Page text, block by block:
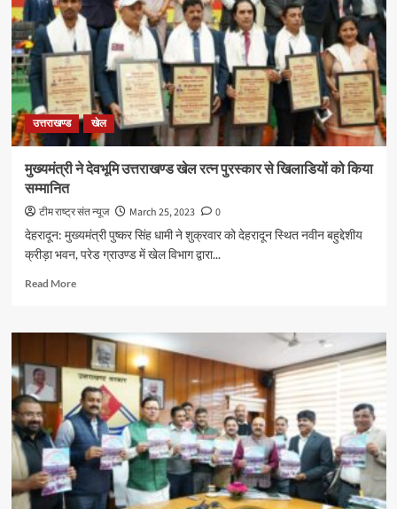
टॉस
में
देरी,
श्रीलंका
हारा
तो
पहली
बार
भारत-
पाकिस्तान
फाइनल
उत्तराखण्ड खेल
मुख्यमंत्री ने देवभूमि उत्तराखण्ड खेल रत्न पुरस्कार से खिलाडियों को किया
सम्मानित
टीम राष्ट्र संत न्यूज March 25, 2023
0
देहरादून: मुख्यमंत्री पुष्कर सिंह धामी ने शुक्रवार को देहरादून स्थित नवीन बहुद्देशीय
क्रीड़ा भवन, परेड ग्राउण्ड में खेल विभाग द्वारा...
Read MoreRead
मुख्यमंत्री
देवभूमि
उत्तराखण्ड
खेल
रत्न
पुरस्कार
से
खिलाडियों
को
किया